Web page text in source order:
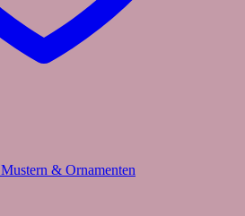
& Ornamenten